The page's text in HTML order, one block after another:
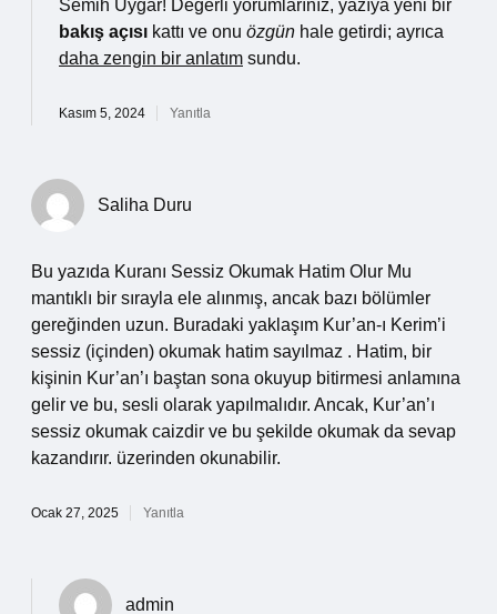
Semih Uygar! Değerli yorumlarınız, yazıya yeni bir
bakış açısı kattı ve onu özgün hale getirdi; ayrıca
daha zengin bir anlatım sundu.
Kasım 5, 2024 Yanıtla
Saliha Duru
Bu yazıda Kuranı Sessiz Okumak Hatim Olur Mu
mantıklı bir sırayla ele alınmış, ancak bazı bölümler
gereğinden uzun. Buradaki yaklaşım Kur’an-ı Kerim’i
sessiz (içinden) okumak hatim sayılmaz . Hatim, bir
kişinin Kur’an’ı baştan sona okuyup bitirmesi anlamına
gelir ve bu, sesli olarak yapılmalıdır. Ancak, Kur’an’ı
sessiz okumak caizdir ve bu şekilde okumak da sevap
kazandırır. üzerinden okunabilir.
Ocak 27, 2025 Yanıtla
admin